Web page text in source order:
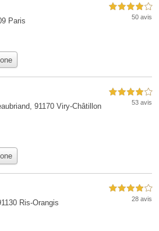
Paris
4,0 étoiles sur 5
50 avis
91170 Viry-Châtillon
4,0 étoiles sur 5
53 avis
Ris-Orangis
4,0 étoiles sur 5
28 avis